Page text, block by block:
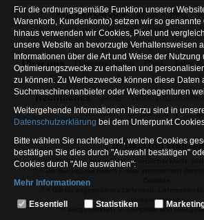
Kundenservice Mein Konto
Zahlungsarten
Rücksendung
Häufige Fragen
Über uns
Unternehmen Blog Jobs
Osterfeldsee
Archiv Sitemap
Rechtliches
AGB
Altbatterie-Entsorgung
Zur Desktop
* = Alle Preisangaben inkl. gesetzlicher MwSt. und
Versandinfoseite.
2= ausgenommen Sonderpeise und
Für die ordnungsgemäße Funktion unserer
Warenkorb, Kundenkonto) setzen wir so
hinaus verwenden wir Cookies, Pixel und
unsere Website an bevorzugte Verhaltensweisen
Informationen über die Art und Weise der
Optimierungszwecke zu erhalten und
zu können. Zu Werbezwecke können diese Daten
Suchmaschinenanbieter oder Werbeagenturen
Weitergehende Informationen hierzu sind in
Datenschutzerklärung bei dem Unterpunkt
Bitte wählen Sie nachfolgend, welche Cookies
bestätigen Sie dies durch "Auswahl bestätigen"
Cookies durch "Alle auswählen":
Mehr Informationen
Essentiell
Essentiell Statistiken